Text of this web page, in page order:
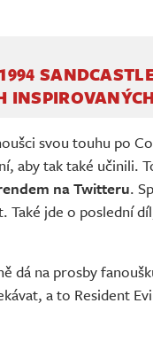
svou touhu po
aby tak také učinili.
na Twitteru.
Také jde o poslední
dá na prosby
a to Resident